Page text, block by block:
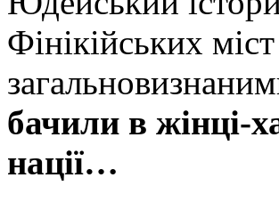
Фінікійських
бачили в жінці-
нації…